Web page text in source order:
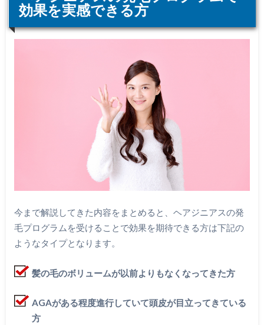
効果を実感できる方
今まで解説してきた内容をまとめると、ヘアジニアスの発
毛プログラムを受けることで効果を期待できる方は下記の
ようなタイプとなります。
髪の毛のボリュームが以前よりもなくなってきた方
AGAがある程度進行していて頭皮が目立ってきている
方